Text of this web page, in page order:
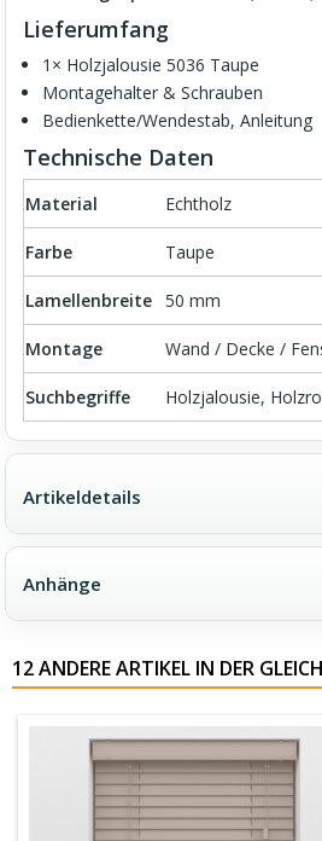
Lieferumfang
1× Holzjalousie 5036 Taupe
Montagehalter & Schrauben
Bedienkette/Wendestab, Anleitung
Technische Daten
Material Echtholz
Farbe Taupe
Lamellenbreite 50 mm
Montage Wand / Decke /
Suchbegriffe Holzjalousie,
Artikeldetails
ARTIKEL-NR.
Technische Daten
STOFFINHALT
Anhänge
Holzjalousien
Download
12 ANDERE ARTIKEL IN DER